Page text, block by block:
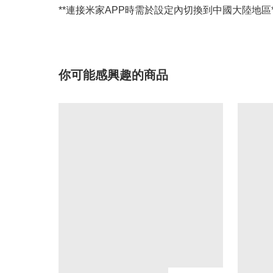
**連接米家APP時需於設定內切換到中國大陸地區
你可能感興趣的商品